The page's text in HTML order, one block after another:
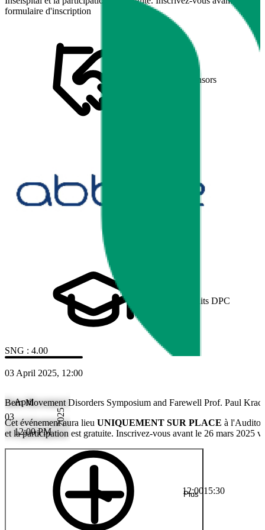
formulaire d'inscription
Sponsors
Crédits DPC
SNG : 4.00
03 April 2025, 12:00
03
April
12:00 PM
2025
12:0015:30
Bern Movement Disorders Symposium and Farewell Prof. Paul
Cet événement aura lieu UNIQUEMENT SUR PLACE à
et la participation est gratuite. Inscrivez-vous avant le 26 mars 2025
Plus